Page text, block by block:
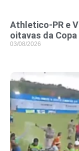
Athletico-PR e
oitavas da
03/08/2026